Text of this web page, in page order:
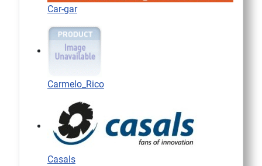
Car-gar
Carmelo_Rico
Casals